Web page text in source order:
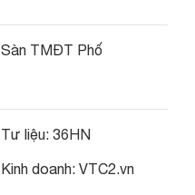
Sàn TMĐT Phố
Tư liệu: 36HN
Kinh doanh: VTC2.vn